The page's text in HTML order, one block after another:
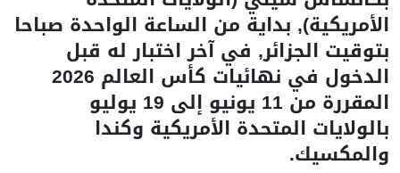
الأمريكية), بداية من الساعة الواحدة صباحا
بتوقيت الجزائر, في آخر اختبار له قبل
الدخول في نهائيات كأس العالم 2026
المقررة من 11 يونيو إلى 19 يوليو
بالولايات المتحدة الأمريكية وكندا
والمكسيك.